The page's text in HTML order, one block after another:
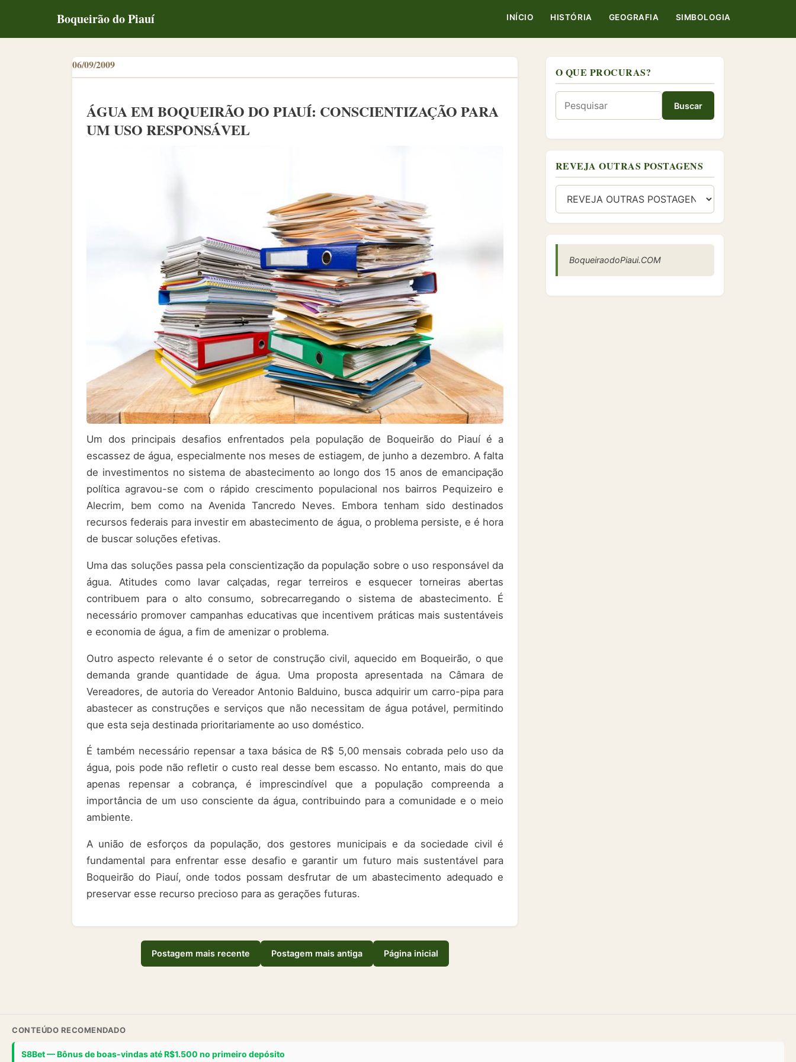
Boqueirão do Piauí INÍCIO HISTÓRIA GEOGRAFIA SIMBOLOGIA
06/09/2009
ÁGUA EM BOQUEIRÃO DO PIAUÍ: CONSCIENTIZAÇÃO PARA
UM USO RESPONSÁVEL
Um dos principais desafios enfrentados pela população de Boqueirão do Piauí é a
escassez de água, especialmente nos meses de estiagem, de junho a dezembro. A falta
de investimentos no sistema de abastecimento ao longo dos 15 anos de emancipação
política agravou-se com o rápido crescimento populacional nos bairros Pequizeiro e
Alecrim, bem como na Avenida Tancredo Neves. Embora tenham sido destinados
recursos federais para investir em abastecimento de água, o problema persiste, e é hora
de buscar soluções efetivas.
Uma das soluções passa pela conscientização da população sobre o uso responsável da
água. Atitudes como lavar calçadas, regar terreiros e esquecer torneiras abertas
contribuem para o alto consumo, sobrecarregando o sistema de abastecimento. É
necessário promover campanhas educativas que incentivem práticas mais sustentáveis
e economia de água, a fim de amenizar o problema.
Outro aspecto relevante é o setor de construção civil, aquecido em Boqueirão, o que
demanda grande quantidade de água. Uma proposta apresentada na Câmara de
Vereadores, de autoria do Vereador Antonio Balduino, busca adquirir um carro-pipa para
abastecer as construções e serviços que não necessitam de água potável, permitindo
que esta seja destinada prioritariamente ao uso doméstico.
É também necessário repensar a taxa básica de R$ 5,00 mensais cobrada pelo uso da
água, pois pode não refletir o custo real desse bem escasso. No entanto, mais do que
apenas repensar a cobrança, é imprescindível que a população compreenda a
importância de um uso consciente da água, contribuindo para a comunidade e o meio
ambiente.
A união de esforços da população, dos gestores municipais e da sociedade civil é
fundamental para enfrentar esse desafio e garantir um futuro mais sustentável para
Boqueirão do Piauí, onde todos possam desfrutar de um abastecimento adequado e
preservar esse recurso precioso para as gerações futuras.
Postagem mais recente Postagem mais antiga Página inicial
O QUE PROCURAS?
REVEJA OUTRAS POSTAGENS
BoqueiraodoPiaui.COM
CONTEÚDO RECOMENDADO
S8Bet — Bônus de boas-vindas até R$1.500 no primeiro depósito